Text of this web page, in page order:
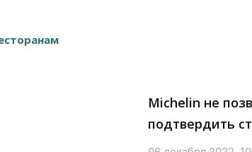
Michelin не
подтвердить